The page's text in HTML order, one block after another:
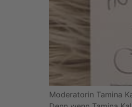
Moderatorin Tamina